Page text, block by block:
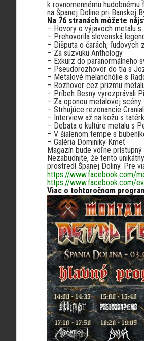
k rovnomennému
na Španej Doline pri Banskej
Na 76 stranách môžete
– Hovory o výjavoch metalu s
– Prehovorila slovenská
– Dišputa o čarách, ľudových
– Za súzvuku Anthology
– Exkurz do paranormálneho
– Pseudorozhovor do tla s
– Metalové melanchólie s
– Rozhovor cez prizmu
– Príbeh Besny vyrozprávali
– Za oponou metalovej scény
– Strhujúce rezonancie
– Interview až na kožu s
– Debata o kultúre metalu s
– V šialenom tempe s
– Galéria Dominiky Kmeť
Magazín bude voľne
Nezabudnite, že tento
prostredí Španej Doliny. Pre
https://www.facebook.com/
https://www.facebook.com/
Viac o tohtoročnom